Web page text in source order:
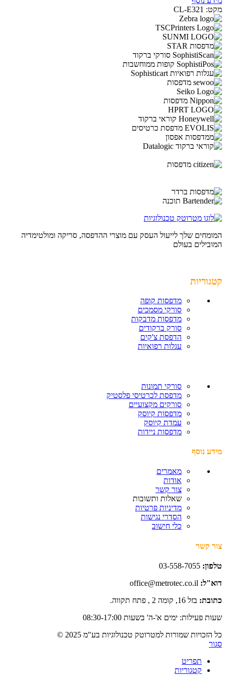
מקט: CL-E321
המומחים שלך לייעול העסק עם מוצרי ההדפסה, סריקה ומולטימדיה
המובילים בעולם
קטגוריות
מדפסות קופה
סורקי מסמכים
מדפסות מדבקות
סורק ברקודים
הדפסת צ'קים
עגלות רפואיות
סורקי תמונות
מדפסת לכרטיסי פלסטיק
סורקים מקצועיים
מדפסות קיוסק
עמדת קיוסק
מדפסות ניידות
מידע נוסף
מאמרים
אודות
צור קשר
שאלות ותשובות
מדיניות פרטיות
הסדרי נגישות
כלי חישוב
צור קשר
טלפון: 03-558-7055
דוא"ל:
כתובת: בזל 16, קומה 2 , פתח תקווה.
שעות פעילות: ימים א'-ה' בשעות 08:30-17:00
כל הזכויות שמורות למטרוטק טכנולוגיות בע"מ 2025 ©
סגור
תפריט
קטגוריות